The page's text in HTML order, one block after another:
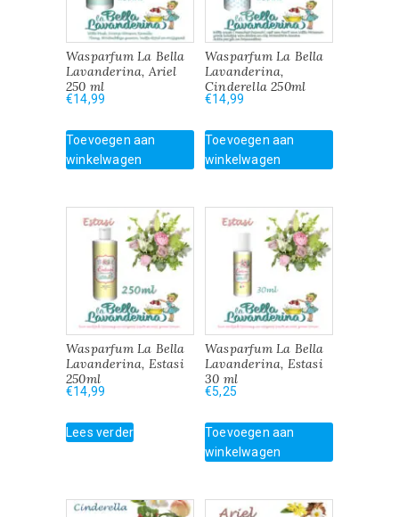
Wasparfum La Bella
Lavanderina, Ariel
250 ml
€14,99
Toevoegen aan
winkelwagen
Wasparfum La Bella
Lavanderina,
Cinderella 250ml
€14,99
Toevoegen aan
winkelwagen
Wasparfum La Bella
Lavanderina, Estasi
250ml
€14,99
Lees verder
Wasparfum La Bella
Lavanderina, Estasi
30 ml
€5,25
Toevoegen aan
winkelwagen